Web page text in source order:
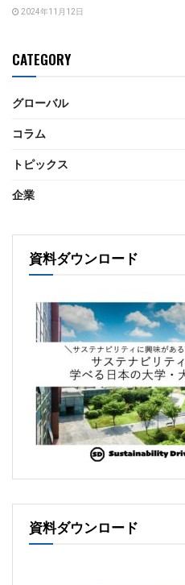
2024年11月12日
CATEGORY
グローバル
コラム
トピックス
企業
資料ダウンロード
資料ダウンロード